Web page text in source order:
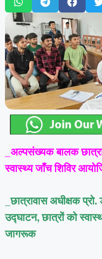
_अल्पसंख्यक बालक
स्वास्थ्य जाँच शिविर
_छात्रावास अधीक्षक
उद्घाटन, छात्रों को
जागरूक